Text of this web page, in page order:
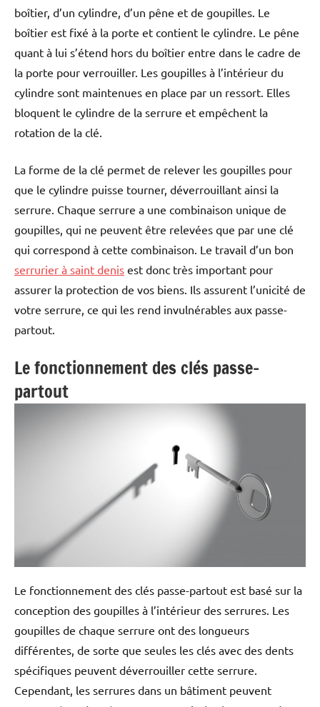
boîtier, d’un cylindre, d’un pêne et de goupilles. Le
boîtier est fixé à la porte et contient le cylindre. Le pêne
quant à lui s’étend hors du boîtier entre dans le cadre de
la porte pour verrouiller. Les goupilles à l’intérieur du
cylindre sont maintenues en place par un ressort. Elles
bloquent le cylindre de la serrure et empêchent la
rotation de la clé.
La forme de la clé permet de relever les goupilles pour
que le cylindre puisse tourner, déverrouillant ainsi la
serrure. Chaque serrure a une combinaison unique de
goupilles, qui ne peuvent être relevées que par une clé
qui correspond à cette combinaison. Le travail d’un bon
serrurier à saint denis est donc très important pour
assurer la protection de vos biens. Ils assurent l’unicité de
votre serrure, ce qui les rend invulnérables aux passe-
partout.
Le fonctionnement des clés passe-
partout
Le fonctionnement des clés passe-partout est basé sur la
conception des goupilles à l’intérieur des serrures. Les
goupilles de chaque serrure ont des longueurs
différentes, de sorte que seules les clés avec des dents
spécifiques peuvent déverrouiller cette serrure.
Cependant, les serrures dans un bâtiment peuvent